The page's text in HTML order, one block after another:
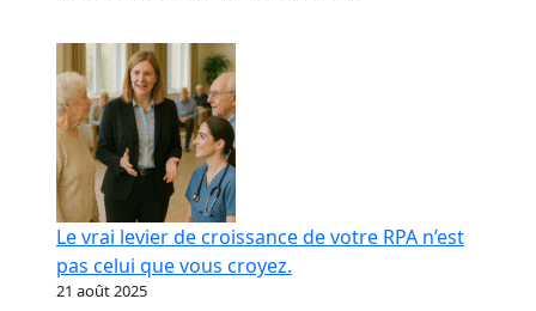
Le vrai levier de croissance de votre RPA n’est
pas celui que vous croyez.
21 août 2025